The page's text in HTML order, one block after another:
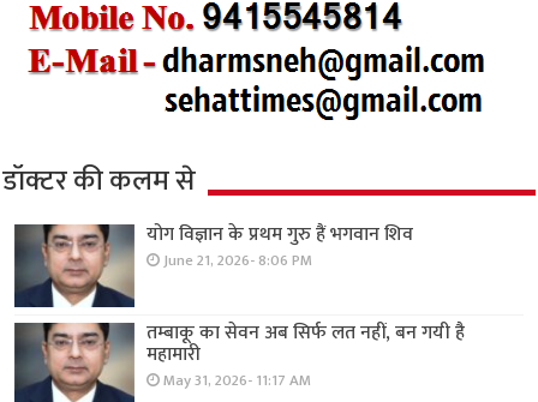
डॉक्टर की कलम से
योग विज्ञान के प्रथम गुरु हैं भगवान शिव
June 21, 2026- 8:06 PM
तम्बाकू का सेवन अब सिर्फ लत नहीं, बन गयी है
महामारी
May 31, 2026- 11:17 AM